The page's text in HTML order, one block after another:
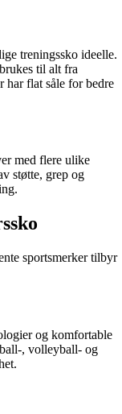
treningssko ideelle.
til alt fra
har flat såle for bedre
med flere ulike
støtte, grep og
sportsmerker tilbyr
og komfortable
, volleyball- og